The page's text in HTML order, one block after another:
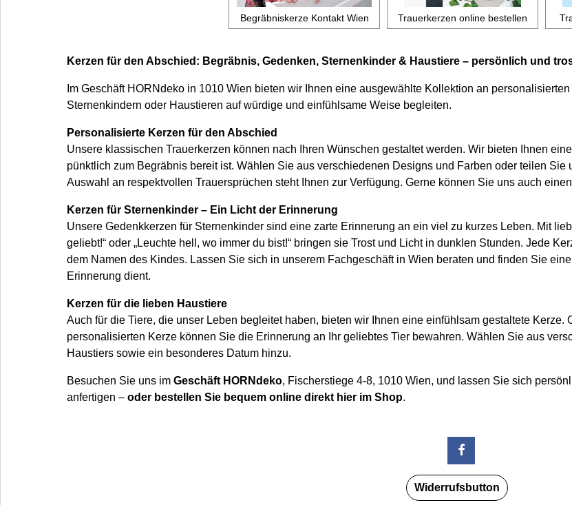
Begräbniskerze Kontakt Wien Trauerkerzen online bestellen
Kerzen für den Abschied: Begräbnis, Gedenken, Sternenkinder & Haustiere – persönlich und
Im Geschäft HORNdeko in 1010 Wien bieten wir Ihnen eine ausgewählte Kollektion an
Sternenkindern oder Haustieren auf würdige und einfühlsame Weise begleiten.
Personalisierte Kerzen für den Abschied
Unsere klassischen Trauerkerzen können nach Ihren Wünschen gestaltet werden. Wir bieten Ihnen
pünktlich zum Begräbnis bereit ist. Wählen Sie aus verschiedenen Designs und Farben oder teilen Sie
Auswahl an respektvollen Trauersprüchen steht Ihnen zur Verfügung. Gerne können Sie uns auch
Kerzen für Sternenkinder – Ein Licht der Erinnerung
Unsere Gedenkkerzen für Sternenkinder sind eine zarte Erinnerung an ein viel zu kurzes Leben. Mit
geliebt!“ oder „Leuchte hell, wo immer du bist!“ bringen sie Trost und Licht in dunklen Stunden. Jede
dem Namen des Kindes. Lassen Sie sich in unserem Fachgeschäft in Wien beraten und finden Sie
Erinnerung dient.
Kerzen für die lieben Haustiere
Auch für die Tiere, die unser Leben begleitet haben, bieten wir Ihnen eine einfühlsam gestaltete Kerze.
personalisierten Kerze können Sie die Erinnerung an Ihr geliebtes Tier bewahren. Wählen Sie aus
Haustiers sowie ein besonderes Datum hinzu.
Besuchen Sie uns im Geschäft HORNdeko, Fischerstiege 4-8, 1010 Wien, und lassen Sie sich
anfertigen – oder bestellen Sie bequem online direkt hier im Shop.
Widerrufsbutton